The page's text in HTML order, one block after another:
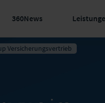
360News
Versicherungsvertrieb